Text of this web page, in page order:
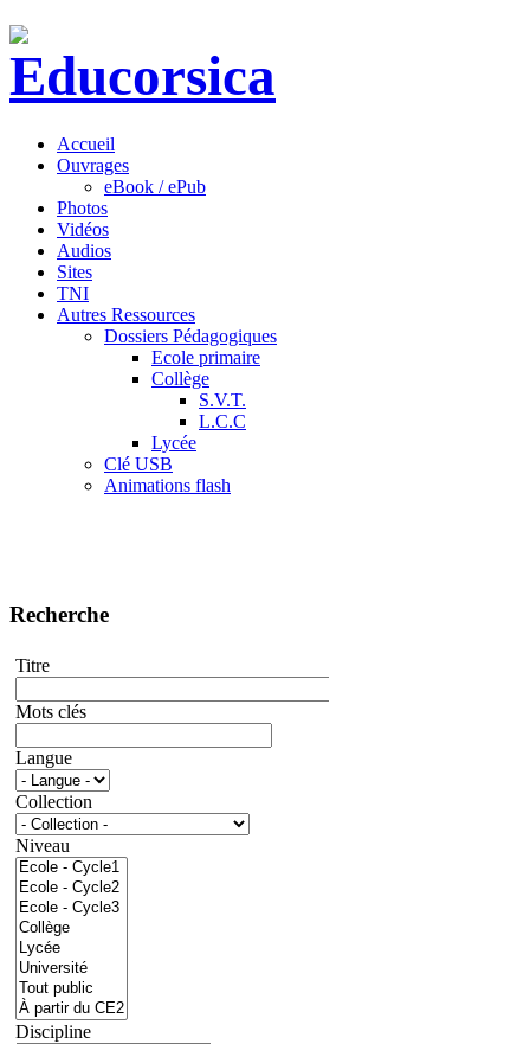
Accueil
Ouvrages
eBook / ePub
Photos
Vidéos
Audios
Sites
TNI
Autres Ressources
Dossiers Pédagogiques
Ecole primaire
Collège
S.V.T.
L.C.C
Lycée
Clé USB
Animations flash
Recherche
Titre
Mots clés
Langue
Collection
Niveau
Discipline